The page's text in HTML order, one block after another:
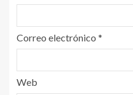
Correo electrónico *
Web